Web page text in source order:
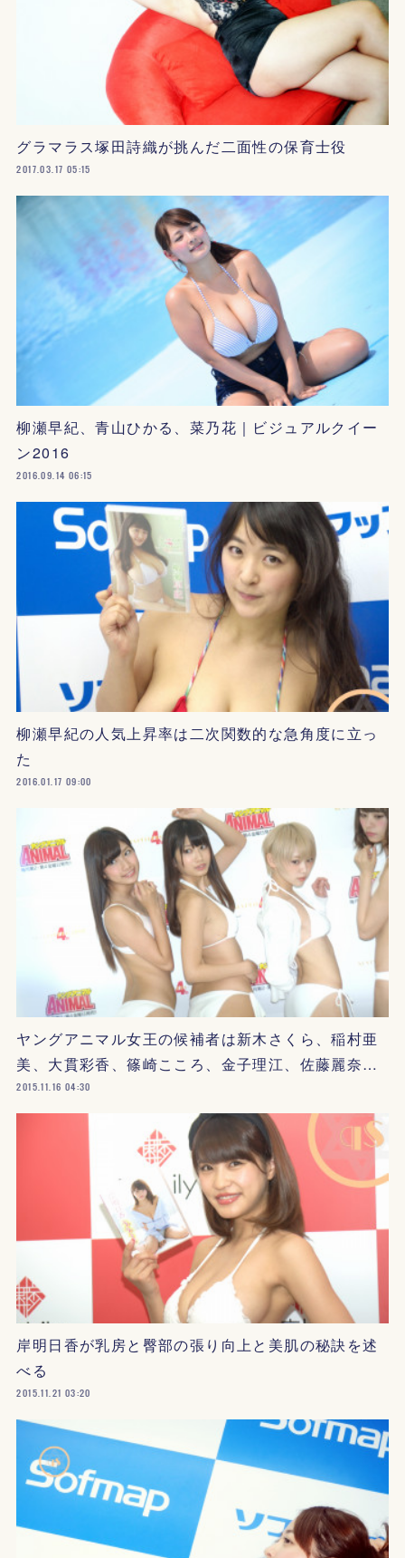
グラマラス塚田詩織が挑んだ二面性の保育士役
2017.03.17 05:15
柳瀬早紀、青山ひかる、菜乃花｜ビジュアルクイー
ン2016
2016.09.14 06:15
柳瀬早紀の人気上昇率は二次関数的な急角度に立っ
た
2016.01.17 09:00
ヤングアニマル女王の候補者は新木さくら、稲村亜
美、大貫彩香、篠崎こころ、金子理江、佐藤麗奈…
2015.11.16 04:30
岸明日香が乳房と臀部の張り向上と美肌の秘訣を述
べる
2015.11.21 03:20